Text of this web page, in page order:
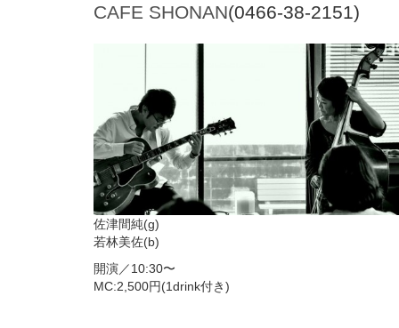
CAFE SHONAN(0466-38-2151)
佐津間純(g)
若林美佐(b)
開演／10:30〜
MC:2,500円(1drink付き)